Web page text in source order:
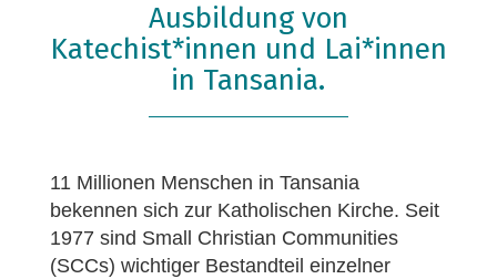
Ausbildung von
Katechist*innen und Lai*innen
in Tansania.
11 Millionen Menschen in Tansania
bekennen sich zur Katholischen Kirche. Seit
1977 sind Small Christian Communities
(SCCs) wichtiger Bestandteil einzelner